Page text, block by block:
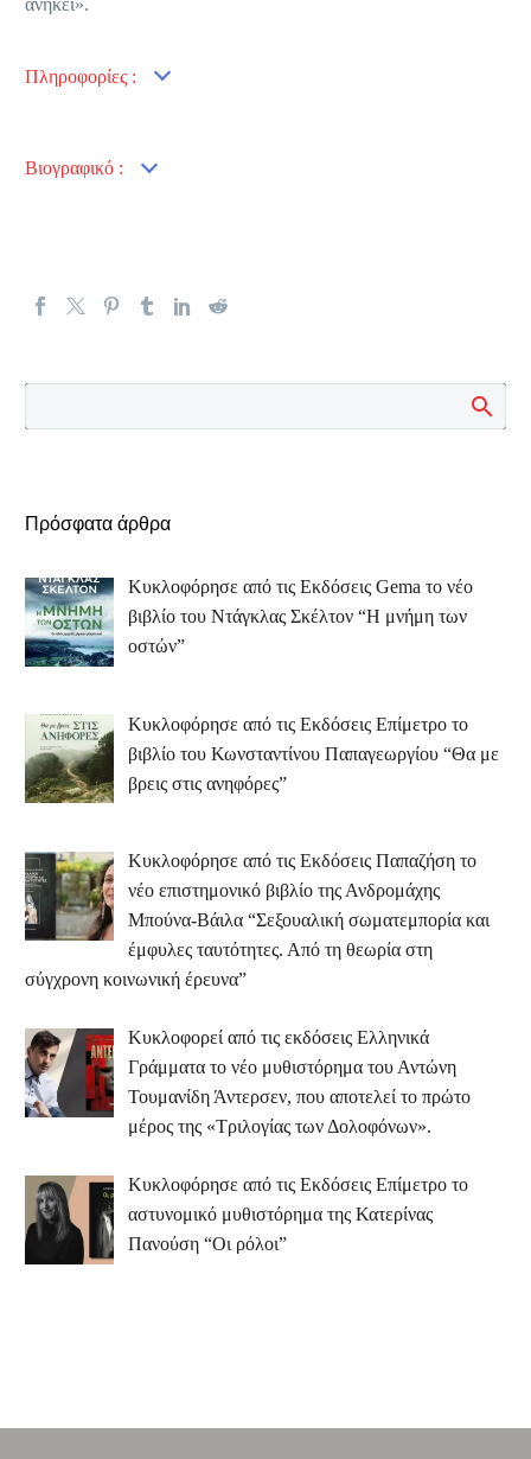
ανήκει».
Πληροφορίες :
Βιογραφικό :
Πρόσφατα άρθρα
Κυκλοφόρησε από τις Εκδόσεις Gema το νέο
βιβλίο του Ντάγκλας Σκέλτον “Η μνήμη των
οστών”
Κυκλοφόρησε από τις Εκδόσεις Επίμετρο το
βιβλίο του Κωνσταντίνου Παπαγεωργίου “Θα με
βρεις στις ανηφόρες”
Κυκλοφόρησε από τις Εκδόσεις Παπαζήση το
νέο επιστημονικό βιβλίο της Ανδρομάχης
Μπούνα-Βάιλα “Σεξουαλική σωματεμπορία και
έμφυλες ταυτότητες. Από τη θεωρία στη
σύγχρονη κοινωνική έρευνα”
Κυκλοφορεί από τις εκδόσεις Ελληνικά
Γράμματα το νέο μυθιστόρημα του Αντώνη
Τουμανίδη Άντερσεν, που αποτελεί το πρώτο
μέρος της «Τριλογίας των Δολοφόνων».
Κυκλοφόρησε από τις Εκδόσεις Επίμετρο το
αστυνομικό μυθιστόρημα της Κατερίνας
Πανούση “Οι ρόλοι”